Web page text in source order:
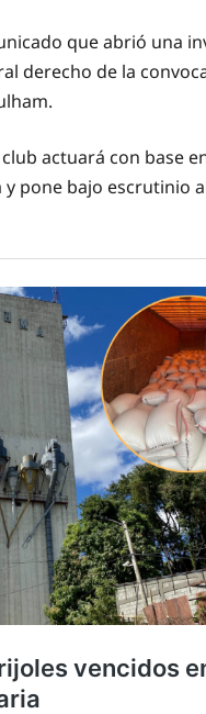
que abrió una
derecho de la
actuará con base
pone bajo escrutinio